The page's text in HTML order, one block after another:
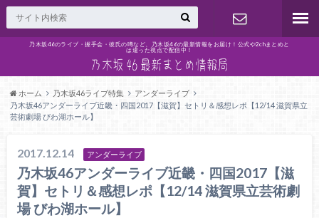
乃木坂46のライブ・握手会・彼氏の噂など、乃木坂46の最新情報をお届け！公式や2chまとめと
は違った視点で配信中！
ホーム 乃木坂46ライブ特集
アンダーライブ
乃木坂46アンダーライブ近畿・四国2017【滋賀】セトリ＆感想レポ【12/14 滋賀県立
芸術劇場 びわ湖ホール】
2017.12.14 アンダーライブ
乃木坂46アンダーライブ近畿・四国2017【滋
賀】セトリ＆感想レポ【12/14 滋賀県立芸術劇
場 びわ湖ホール】